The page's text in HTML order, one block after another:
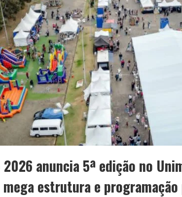
anuncia 5ª edição no
mega estrutura e